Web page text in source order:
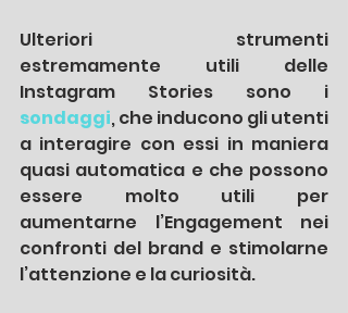
Ulteriori strumenti
estremamente utili delle
sondaggi, che inducono gli utenti
a interagire con essi in maniera
quasi automatica e che possono
essere molto utili per
aumentarne l’Engagement nei
confronti del brand e stimolarne
l’attenzione e la curiosità.